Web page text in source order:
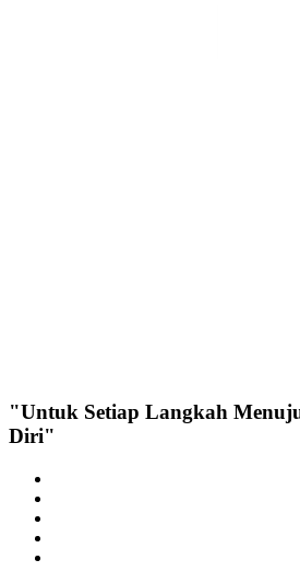
"Untuk Setiap Langkah
Diri"